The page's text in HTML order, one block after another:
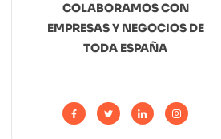
COLABORAMOS CON
EMPRESAS Y NEGOCIOS DE
TODA ESPAÑA